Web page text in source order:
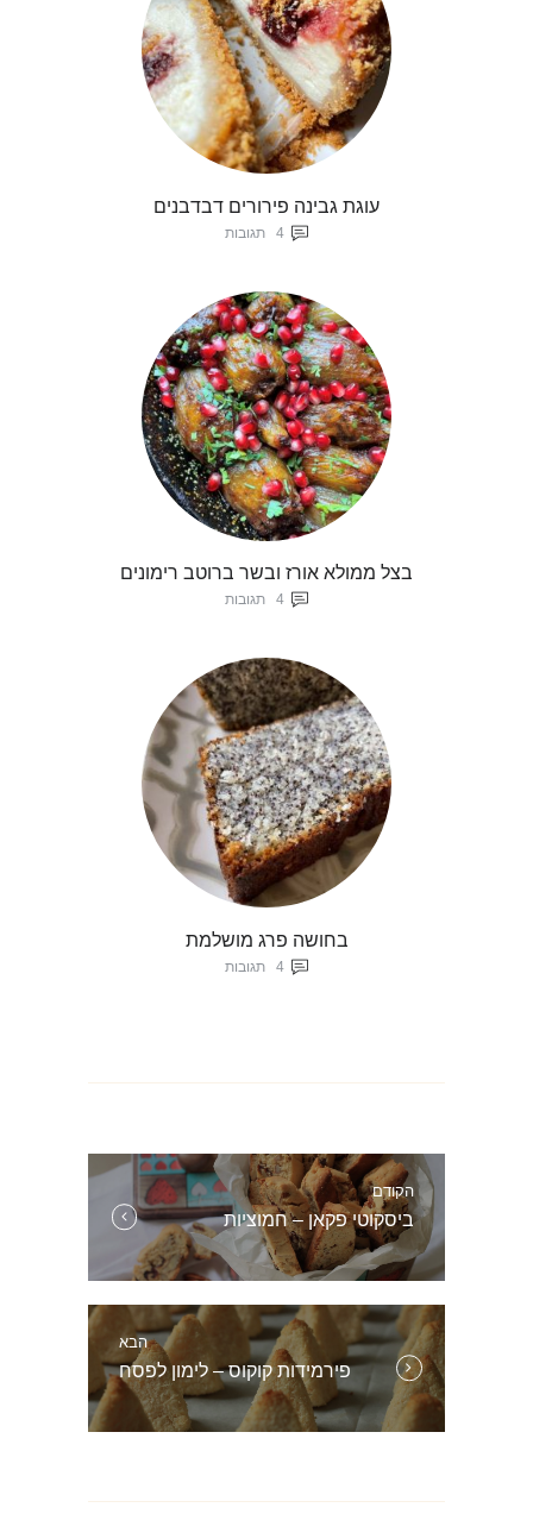
עוגת גבינה פירורים דבדבנים
4 תגובות
בצל ממולא אורז ובשר ברוטב רימונים
4 תגובות
בחושה פרג מושלמת
4 תגובות
הקודםהפוסט
הקודם:
ביסקוטי פקאן – חמוציות
הבאהפוסט
הבא:פירמידות קוקוס – לימון לפסח